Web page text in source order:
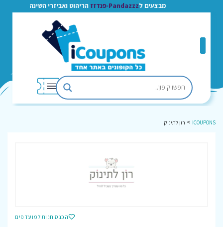
מבצעים ל Pandazzz-פנדזז הריהוט ואביזרי השינה
ICOUPONS
> רון לתינוק
הכנס חנות למועדפים